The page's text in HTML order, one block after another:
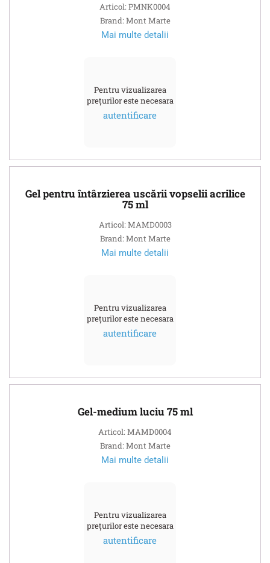
Articol: PMNK0004
Brand: Mont Marte
Mai multe detalii
Pentru vizualizarea
prețurilor este necesara
autentificare
Gel pentru întârzierea uscării vopselii acrilice
75 ml
Articol: MAMD0003
Brand: Mont Marte
Mai multe detalii
Pentru vizualizarea
prețurilor este necesara
autentificare
Gel-medium luciu 75 ml
Articol: MAMD0004
Brand: Mont Marte
Mai multe detalii
Pentru vizualizarea
prețurilor este necesara
autentificare